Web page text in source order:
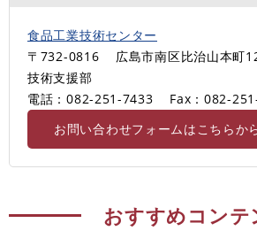
食品工業技術センター
〒732-0816
広島市南区比治山本町
技術支援部
電話：082-251-7433
Fax：082-
お問い合わせフォームはこちらか
おすすめコンテ